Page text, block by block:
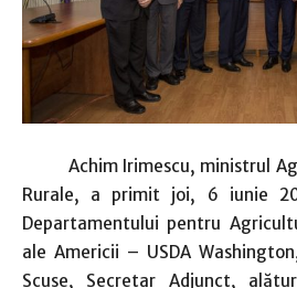
Achim Irimescu, ministrul
Rurale, a primit joi, 6 iunie
Departamentului pentru
ale Americii – USDA
Scuse, Secretar Adjunct,